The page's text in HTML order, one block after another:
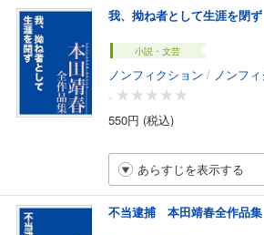
我、拗ね者として生涯を閉
小説・文芸
ノンフィクション / ノンフィクション
-
550円 (税込)
あらすじを表示する
不当逮捕 本田靖春全作品集